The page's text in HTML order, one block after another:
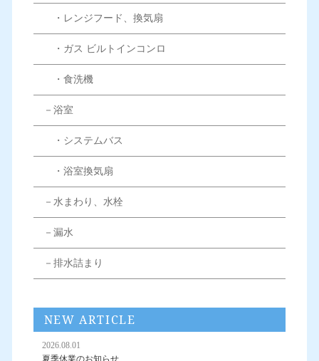
・レンジフード、換気扇
・ガス ビルトインコンロ
・食洗機
－浴室
・システムバス
・浴室換気扇
－水まわり、水栓
－漏水
－排水詰まり
NEW ARTICLE
2026.08.01
夏季休業のお知らせ